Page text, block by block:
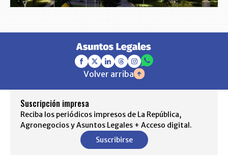
Volver arriba
Suscripción impresa
Reciba los periódicos impresos de La República,
Agronegocios y Asuntos Legales + Acceso digital.
Suscribirse